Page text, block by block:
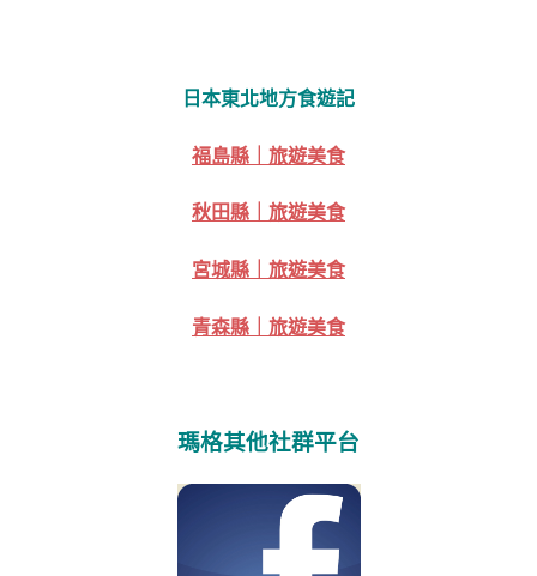
日本東北地方食遊記
福島縣｜旅遊美食
秋田縣｜旅遊美食
宮城縣｜旅遊美食
青森縣｜旅遊美食
瑪格其他社群平台